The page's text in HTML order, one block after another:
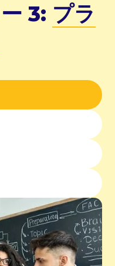
3: プラ